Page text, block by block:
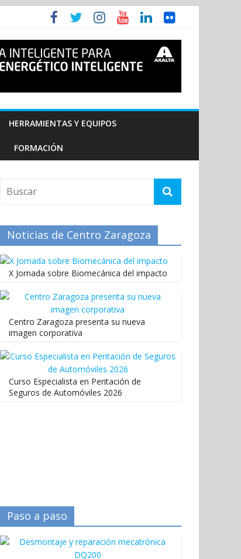
HERRAMIENTAS Y EQUIPOS
FORMACIÓN
Noticias de Centro Zaragoza
X Jornada sobre Biomecánica del impacto
Centro Zaragoza presenta su nueva
imagen corporativa
Curso Especialista en Peritación de
Seguros de Automóviles 2026
Paso a paso